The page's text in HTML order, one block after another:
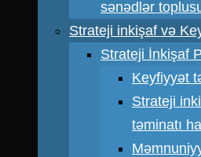
sənədlər
Strateji inkişaf və
Strateji İnkişaf
Keyfiyyət
Strateji
təminatı